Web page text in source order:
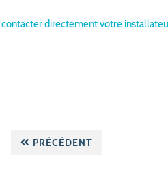
contacter directement votre
PRÉCÉDENT